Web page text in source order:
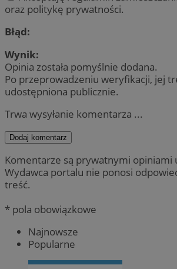
oraz politykę prywatności.
Błąd:
Wynik:
Opinia została pomyślnie dodana.
Po przeprowadzeniu weryfikacji, jej
udostępniona publicznie.
Trwa wysyłanie komentarza ...
Dodaj komentarz
Komentarze są prywatnymi opiniami
Wydawca portalu nie ponosi
treść.
* pola obowiązkowe
Najnowsze
Popularne